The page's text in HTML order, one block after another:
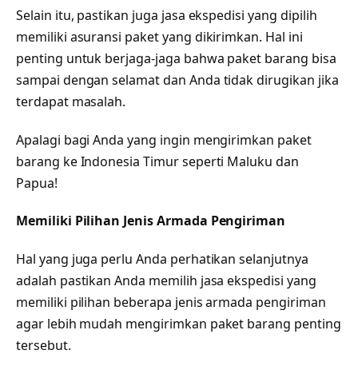
Selain itu, pastikan juga jasa ekspedisi yang dipilih
memiliki asuransi paket yang dikirimkan. Hal ini
penting untuk berjaga-jaga bahwa paket barang bisa
sampai dengan selamat dan Anda tidak dirugikan jika
terdapat masalah.
Apalagi bagi Anda yang ingin mengirimkan paket
barang ke Indonesia Timur seperti Maluku dan
Papua!
Memiliki Pilihan Jenis Armada Pengiriman
Hal yang juga perlu Anda perhatikan selanjutnya
adalah pastikan Anda memilih jasa ekspedisi yang
memiliki pilihan beberapa jenis armada pengiriman
agar lebih mudah mengirimkan paket barang penting
tersebut.